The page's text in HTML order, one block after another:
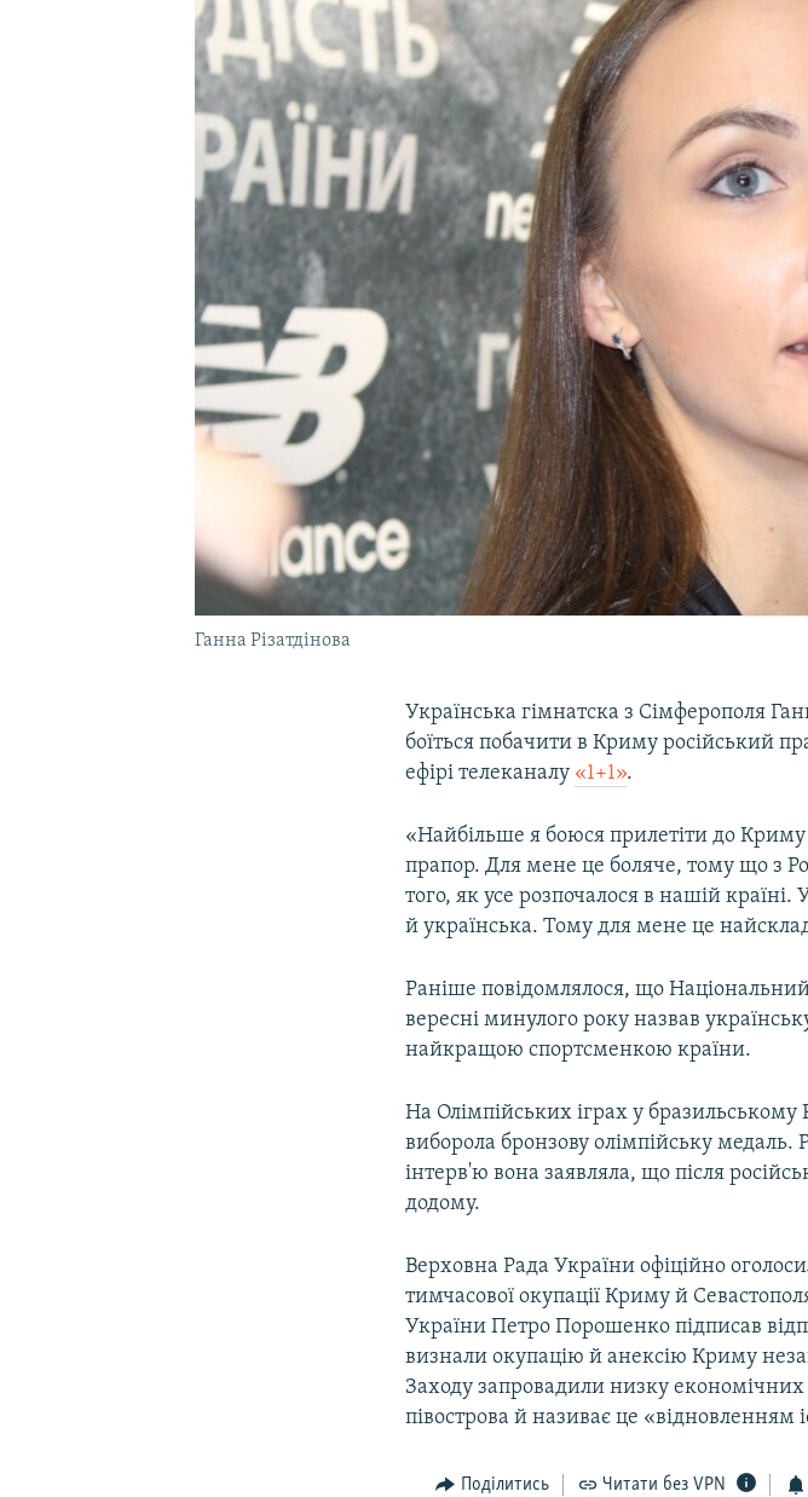
УКРАЇНСЬКА ПРОБЛЕМА КРИМУ
Ганна Різатдінова
Українська гімнатска з Сімферополя
боїться побачити в Криму російський
ефірі телеканалу «1+1».
«Найбільше я боюся прилетіти до
прапор. Для мене це боляче, тому що з
того, як усе розпочалося в нашій
й українська. Тому для мене це
Раніше повідомлялося, що
вересні минулого року назвав
найкращою спортсменкою країни.
На Олімпійських іграх у бразильському
виборола бронзову олімпійську медаль.
інтерв'ю вона заявляла, що після
додому.
Верховна Рада України офіційно
тимчасової окупації Криму й
України Петро Порошенко підписав
визнали окупацію й анексію Криму
Заходу запровадили низку економічних
півострова й називає це «відновленням
Поділитись Читати без VPN